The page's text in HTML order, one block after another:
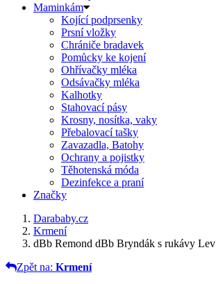
Maminkám
Kojící podprsenky
Prsní vložky
Chrániče bradavek
Pomůcky ke kojení
Ohřívačky mléka
Odsávačky mléka
Kalhotky
Stahovací pásy
Krosny, nosítka, vaky
Přebalovací tašky
Zavazadla, Batohy
Ochrany a pojistky
Těhotenská móda
Dezinfekce a praní
Značky
Darababy.cz
Krmení
dBb Remond dBb Bryndák s rukávy Lev
Zpět na: Krmení